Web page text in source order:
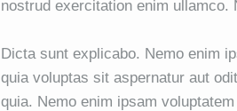
nostrud exercitation enim ullamco.
Dicta sunt explicabo. Nemo enim
quia voluptas sit aspernatur aut
quia. Nemo enim ipsam